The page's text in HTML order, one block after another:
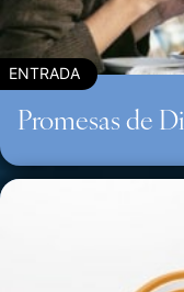
ENTRADA
Promesas de